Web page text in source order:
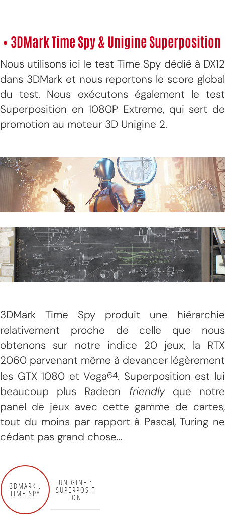
• 3DMark Time Spy & Unigine Superposition
Nous utilisons ici le test Time Spy dédié à DX12
dans 3DMark et nous reportons le score global
du test. Nous exécutons également le test
Superposition en 1080P Extreme, qui sert de
promotion au moteur 3D Unigine 2.
3DMark Time Spy produit une hiérarchie
relativement proche de celle que nous
obtenons sur notre indice 20 jeux, la RTX
2060 parvenant même à devancer légèrement
les GTX 1080 et Vega64. Superposition est lui
beaucoup plus Radeon friendlyque notre
panel de jeux avec cette gamme de cartes,
tout du moins par rapport à Pascal, Turing ne
cédant pas grand chose...